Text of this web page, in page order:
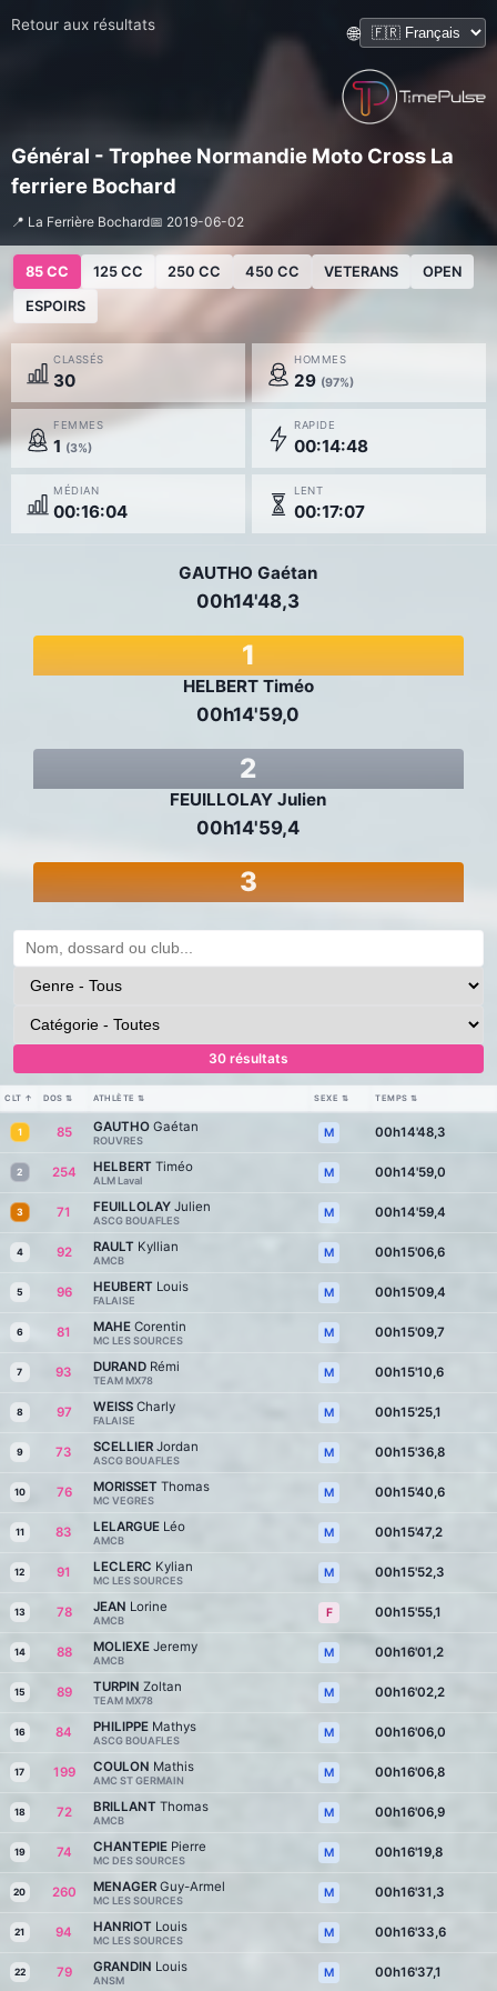
Retour aux résultats 🌐
Général - Trophee Normandie Moto Cross La
ferriere Bochard
📍 La Ferrière Bochard📅 2019-06-02
85 CC 125 CC 250 CC 450 CC VETERANS OPEN
ESPOIRS
CLASSÉS
30
HOMMES
29 (97%)
FEMMES
1 (3%)
RAPIDE
00:14:48
MÉDIAN
00:16:04
LENT
00:17:07
HELBERT Timéo
00h14'59,0
2
GAUTHO Gaétan
00h14'48,3
1
FEUILLOLAY Julien
00h14'59,4
3
30 résultats
CLT ↑ DOS ⇅ ATHLÈTE ⇅ SEXE ⇅ TEMPS ⇅
1 85 GAUTHO Gaétan
ROUVRES
M 00h14'48,3
2 254 HELBERT Timéo
ALM Laval
M 00h14'59,0
3 71 FEUILLOLAY Julien
ASCG BOUAFLES
M 00h14'59,4
4 92 RAULT Kyllian
AMCB
M 00h15'06,6
5 96 HEUBERT Louis
FALAISE
M 00h15'09,4
6 81 MAHE Corentin
MC LES SOURCES
M 00h15'09,7
7 93 DURAND Rémi
TEAM MX78
M 00h15'10,6
8 97 WEISS Charly
FALAISE
M 00h15'25,1
9 73 SCELLIER Jordan
ASCG BOUAFLES
M 00h15'36,8
10 76 MORISSET Thomas
MC VEGRES
M 00h15'40,6
11 83 LELARGUE Léo
AMCB
M 00h15'47,2
12 91 LECLERC Kylian
MC LES SOURCES
M 00h15'52,3
13 78 JEAN Lorine
AMCB
F 00h15'55,1
14 88 MOLIEXE Jeremy
AMCB
M 00h16'01,2
15 89 TURPIN Zoltan
TEAM MX78
M 00h16'02,2
16 84 PHILIPPE Mathys
ASCG BOUAFLES
M 00h16'06,0
17 199 COULON Mathis
AMC ST GERMAIN
M 00h16'06,8
18 72 BRILLANT Thomas
AMCB
M 00h16'06,9
19 74 CHANTEPIE Pierre
MC DES SOURCES
M 00h16'19,8
20 260 MENAGER Guy-Armel
MC LES SOURCES
M 00h16'31,3
21 94 HANRIOT Louis
MC LES SOURCES
M 00h16'33,6
22 79 GRANDIN Louis
ANSM
M 00h16'37,1